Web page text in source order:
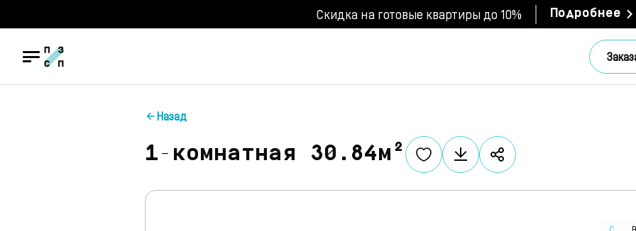
Скидка на готовые квартиры до 10% Подробнее
Назад
1-комнатная 30.84м²